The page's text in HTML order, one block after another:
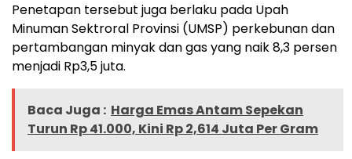
Penetapan tersebut juga berlaku pada Upah
Minuman Sektroral Provinsi (UMSP) perkebunan dan
pertambangan minyak dan gas yang naik 8,3 persen
menjadi Rp3,5 juta.
Baca Juga : Harga Emas Antam Sepekan
Turun Rp 41.000, Kini Rp 2,614 Juta Per Gram